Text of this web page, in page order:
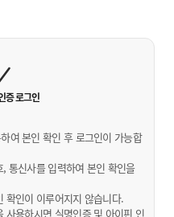
증로그인
여 본인 확인 후 로그인이 가능합
통신사를 입력하여 본인 확인을
확인이 이루어지지 않습니다.
사용하시면 실명인증 및 아이핀 인